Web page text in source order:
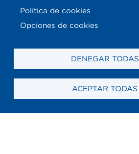
Política de cookies
Opciones de cookies
DENEGAR TODAS
ACEPTAR TODAS